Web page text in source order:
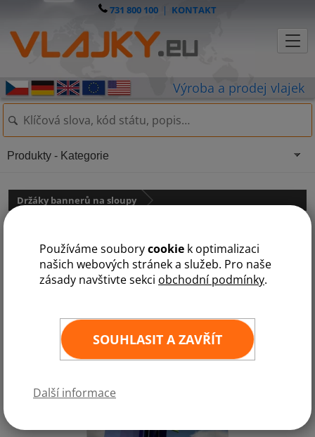
Používáme souborycookie k optimalizaci
našich webových stránek a služeb. Pro naše
zásady navštivte sekci obchodní podmínky.
SOUHLASIT A ZAVŘÍT
Další informace
731 800 100 | KONTAKT
Držáky bannerů na sloupy
Produkty - Kategorie